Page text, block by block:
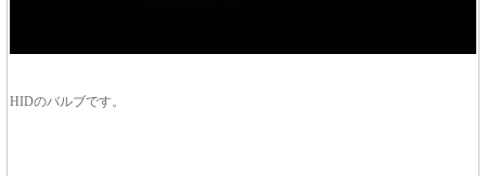
HIDのバルブです。